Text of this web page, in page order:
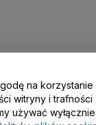
z nami
na korzystanie
witryny i trafności
używać wyłącznie